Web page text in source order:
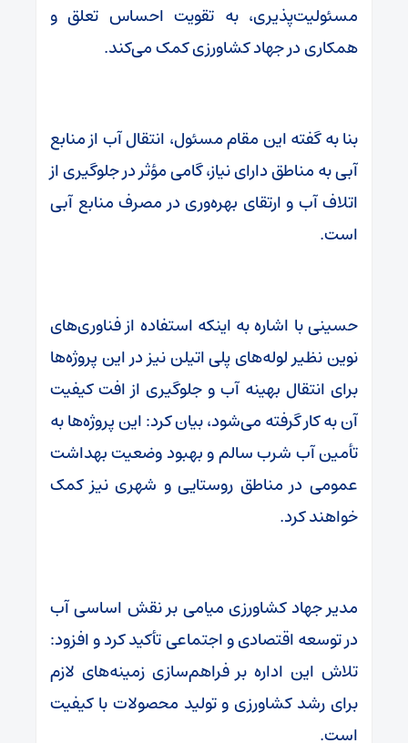
مسئولیت‌پذیری، به تقویت احساس تعلق و
همکاری در جهاد کشاورزی کمک می‌کند.
بنا به گفته این مقام مسئول، انتقال آب از منابع
آبی به مناطق دارای نیاز، گامی مؤثر در جلوگیری از
اتلاف آب و ارتقای بهره‌وری در مصرف منابع آبی
است.
حسینی با اشاره به اینکه استفاده از فناوری‌های
نوین نظیر لوله‌های پلی اتیلن نیز در این پروژه‌ها
برای انتقال بهینه آب و جلوگیری از افت کیفیت
آن به کار گرفته می‌شود، بیان کرد: این پروژه‌ها به
تأمین آب شرب سالم و بهبود وضعیت بهداشت
عمومی در مناطق روستایی و شهری نیز کمک
خواهند کرد.
مدیر جهاد کشاورزی میامی بر نقش اساسی آب
در توسعه اقتصادی و اجتماعی تأکید کرد و افزود:
تلاش این اداره بر فراهم‌سازی زمینه‌های لازم
برای رشد کشاورزی و تولید محصولات با کیفیت
است.